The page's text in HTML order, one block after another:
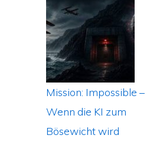
Mission: Impossible –
Wenn die KI zum
Bösewicht wird